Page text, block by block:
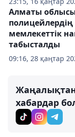
09:16, 28 қаңтар
Алматы
мемлекеттік
табысталды
хабардар